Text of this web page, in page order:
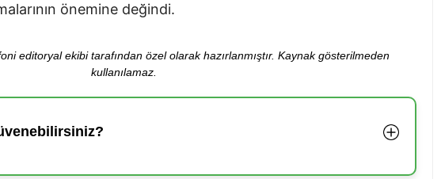
önemine değindi.
editoryal ekibi tarafından özel olarak hazırlanmıştır. Kaynak gösterilmeden
kullanılamaz.